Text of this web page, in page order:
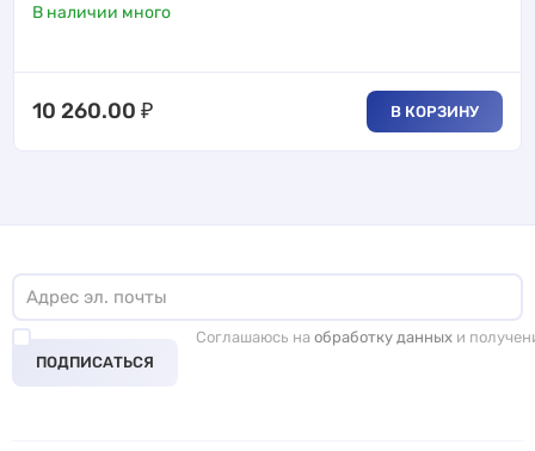
В наличии много
10 260.00 ₽ В КОРЗИНУ
ПОДПИСАТЬСЯ
Соглашаюсь на обработку данных и